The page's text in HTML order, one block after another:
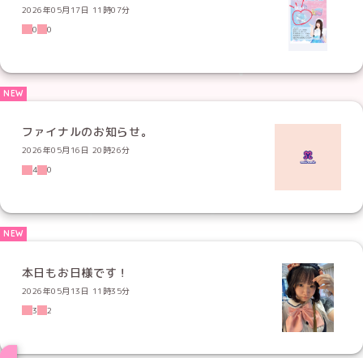
2026年05月17日 11時07分
0
0
ファイナルのお知らせ。
2026年05月16日 20時26分
4
0
本日もお日様です！
2026年05月13日 11時35分
3
2